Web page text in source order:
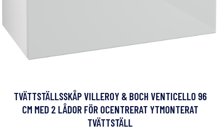
TVÄTTSTÄLLSSKÅP VILLEROY & BOCH VENTICELLO 96
CM MED 2 LÅDOR FÖR OCENTRERAT YTMONTERAT
TVÄTTSTÄLL